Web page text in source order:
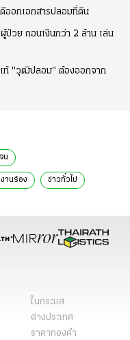
ออกเอกสารปลอมที่ดิน
ป่วย ถอนเงินกว่า 2 ล้าน เล่น
ท้ "วุฒิปลอม" ต้องออกจาก
น
านร้อง ข่าวทั่วไป
ในกระแส
ต่างประเทศ
ราคาทองคำ